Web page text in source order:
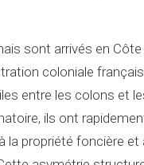
sont arrivés en
coloniale
entre les colons et
ils ont
la propriété foncière